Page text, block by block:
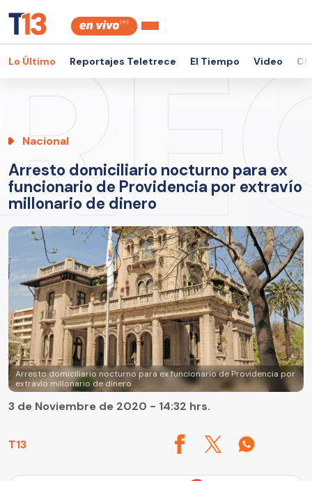
Lo Último Reportajes Teletrece El Tiempo Video
Nacional
Arresto domiciliario nocturno para ex
funcionario de Providencia por extravío
millonario de dinero
Arresto domiciliario nocturno para ex funcionario de Providencia por
extravío millonario de dinero
T13
3 de Noviembre de 2020 - 14:32 hrs.